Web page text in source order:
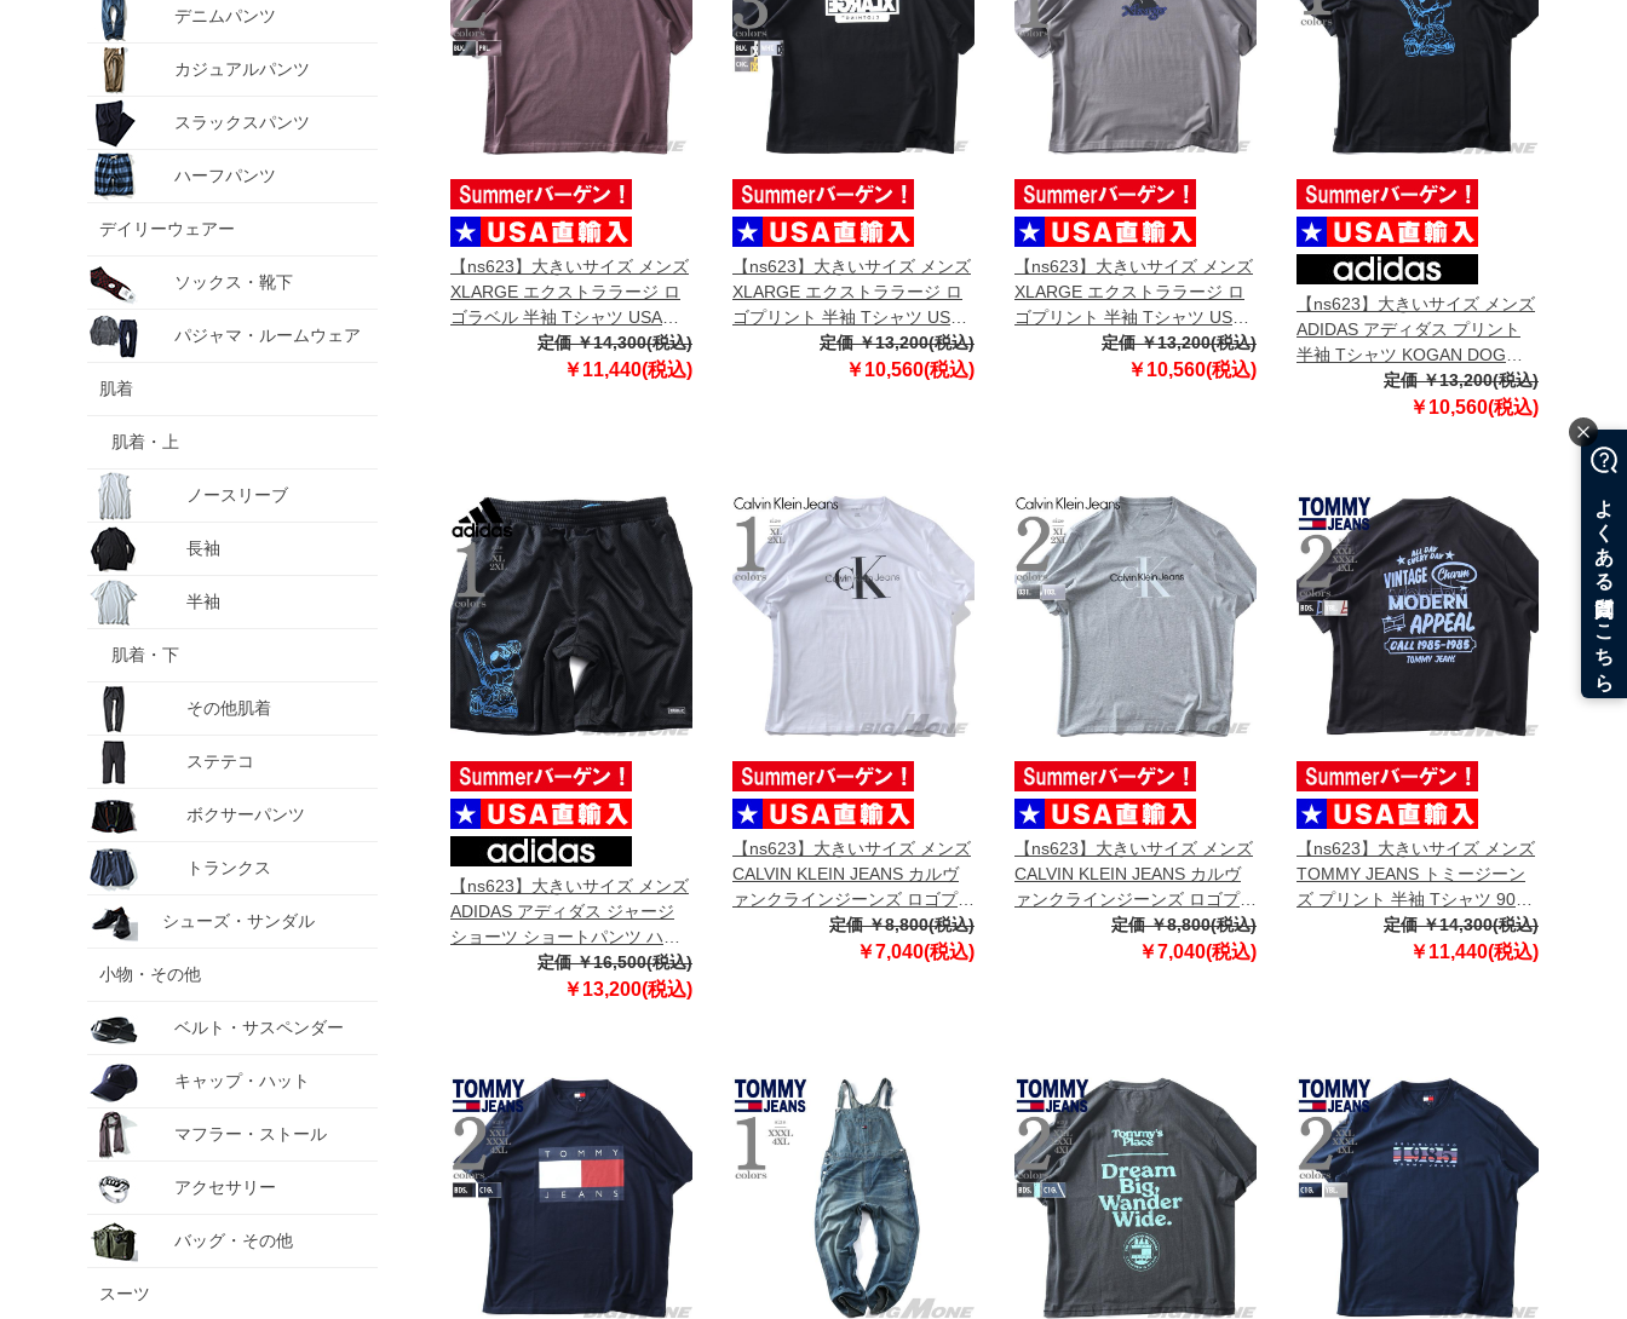
デニムパンツ
カジュアルパンツ
スラックスパンツ
ハーフパンツ
デイリーウェアー
ソックス・靴下
パジャマ・ルームウェア
肌着
肌着・上
ノースリーブ
長袖
半袖
肌着・下
その他肌着
ステテコ
ボクサーパンツ
トランクス
シューズ・サンダル
小物・その他
ベルト・サスペンダー
キャップ・ハット
マフラー・ストール
アクセサリー
バッグ・その他
スーツ
【ns623】大きいサイズ メンズ
XLARGE エクストララージ ロ
ゴラベル 半袖 Tシャツ USA直
輸入 201261011003定価 ￥14,300(税込)
￥11,440(税込)
【ns623】大きいサイズ メンズ
XLARGE エクストララージ ロ
ゴプリント 半袖 Tシャツ USA
直輸入 201261011002
定価 ￥13,200(税込)
￥10,560(税込)
【ns623】大きいサイズ メンズ
XLARGE エクストララージ ロ
ゴプリント 半袖 Tシャツ USA
直輸入 201261011005
定価 ￥13,200(税込)
￥10,560(税込)
【ns623】大きいサイズ メンズ
ADIDAS アディダス プリント
半袖 Tシャツ KOGAN DOG
TEE USA直輸入 kc6304
定価 ￥13,200(税込)
￥10,560(税込)
【ns623】大きいサイズ メンズ
ADIDAS アディダス ジャージ
ショーツ ショートパンツ ハー
フパンツ KOGAN SHORT USA
定価 ￥16,500(税込)
￥13,200(税込)
【ns623】大きいサイズ メンズ
CALVIN KLEIN JEANS カルヴ
ァンクラインジーンズ ロゴプリ
ント 半袖 Tシャツ USA直輸入
定価 ￥8,800(税込)
￥7,040(税込)
【ns623】大きいサイズ メンズ
CALVIN KLEIN JEANS カルヴ
ァンクラインジーンズ ロゴプリ
ント 半袖 Tシャツ USA直輸入
定価 ￥8,800(税込)
￥7,040(税込)
【ns623】大きいサイズ メンズ
TOMMY JEANS トミージーン
ズ プリント 半袖 Tシャツ 90S
GRAFFITI SS POCKET TEE
USA直輸入 dm0dm22334
定価 ￥14,300(税込)
￥11,440(税込)